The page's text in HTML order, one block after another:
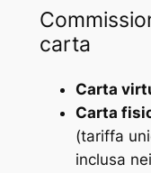
carta
Carta
Carta
(tariffa
inclusa